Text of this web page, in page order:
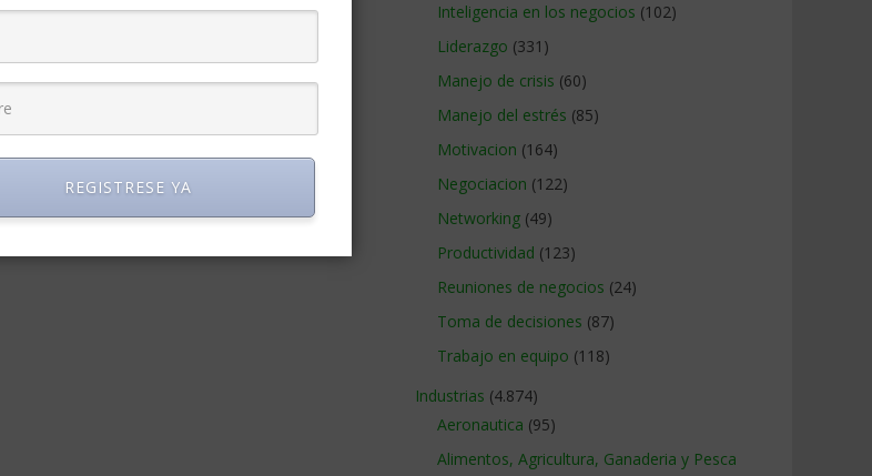
los datos de tus comentarios
Inteligencia en los negocios (102)
Liderazgo (331)
Manejo de crisis (60)
Manejo del estrés (85)
Motivacion (164)
Negociacion (122)
Networking (49)
Productividad (123)
Reuniones de negocios (24)
Toma de decisiones (87)
Trabajo en equipo (118)
Industrias (4.874)
Aeronautica (95)
Alimentos, Agricultura, Ganaderia y Pesca
REGISTRESE YA